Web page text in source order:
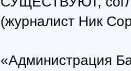
(журналист Ник
«Администрация